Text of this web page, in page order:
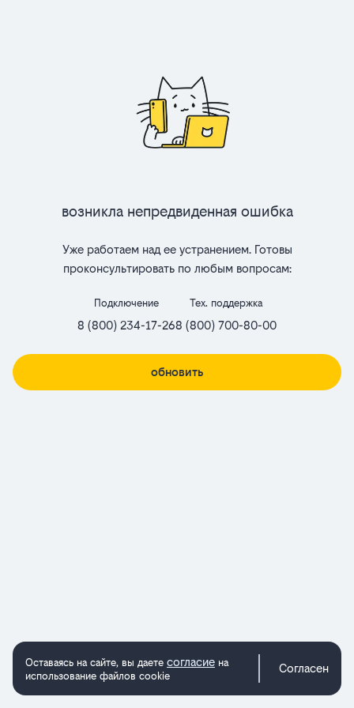
Возникла непредвиденная ошибка
Уже работаем над ее устранением. Готовы
проконсультировать по любым вопросам:
Подключение
8 (800) 234-17-26
Тех. поддержка
8 (800) 700-80-00
обновить
Оставаясь на сайте, вы даете согласие на
использование файлов cookie
Согласен